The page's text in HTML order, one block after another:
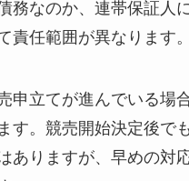
務なのか、連帯保証人
責任範囲が異なります。
申立てが進んでいる場
す。競売開始決定後で
ありますが、早めの対